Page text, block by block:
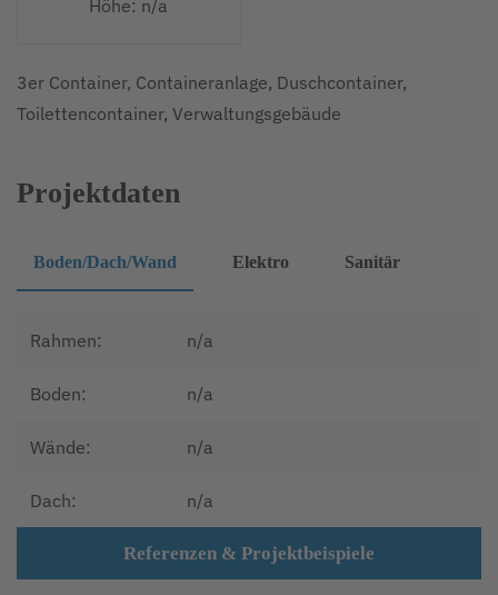
Höhe: n/a
3er Container, Containeranlage, Duschcontainer,
Toilettencontainer, Verwaltungsgebäude
Projektdaten
Boden/Dach/Wand Elektro Sanitär
Rahmen: n/a
Boden: n/a
Wände: n/a
Dach: n/a
Referenzen & Projektbeispiele